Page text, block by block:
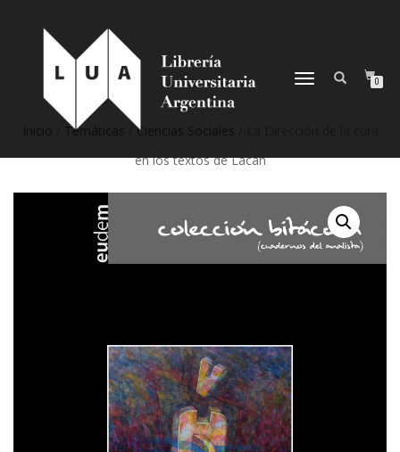
NAVEGACIÓN
0
Temáticas /Ciencias Sociales
en los textos de Lacán